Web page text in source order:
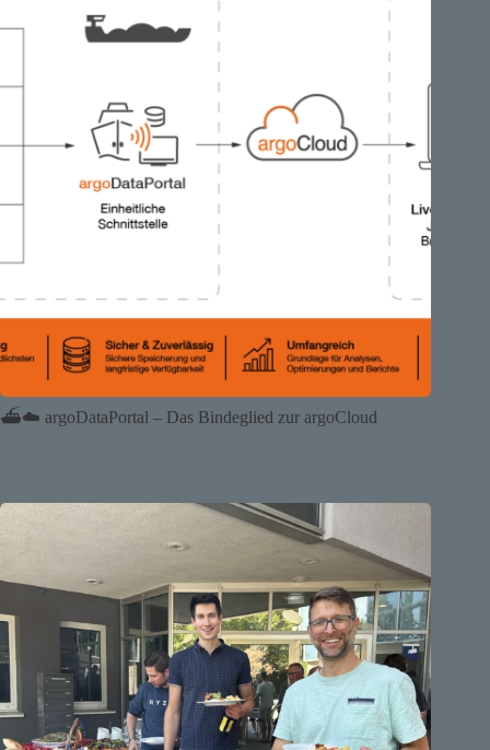
⛴️☁️ argoDataPortal – Das Bindeglied zur argoCloud